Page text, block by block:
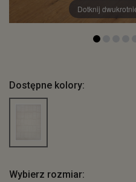
Dotknij
Dostępne kolory:
Wybierz rozmiar: